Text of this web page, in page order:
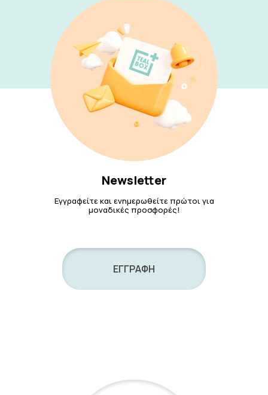
Newsletter
Εγγραφείτε και ενημερωθείτε πρώτοι για
μοναδικές προσφορές!
ΕΓΓΡΑΦΗ